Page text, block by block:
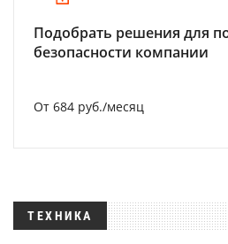
Подобрать решения для
безопасности компании
От 684 руб./месяц
ТЕХНИКА